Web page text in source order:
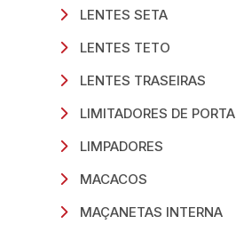
LENTES SETA
LENTES TETO
LENTES TRASEIRAS
LIMITADORES DE PORTA
LIMPADORES
MACACOS
MAÇANETAS INTERNA